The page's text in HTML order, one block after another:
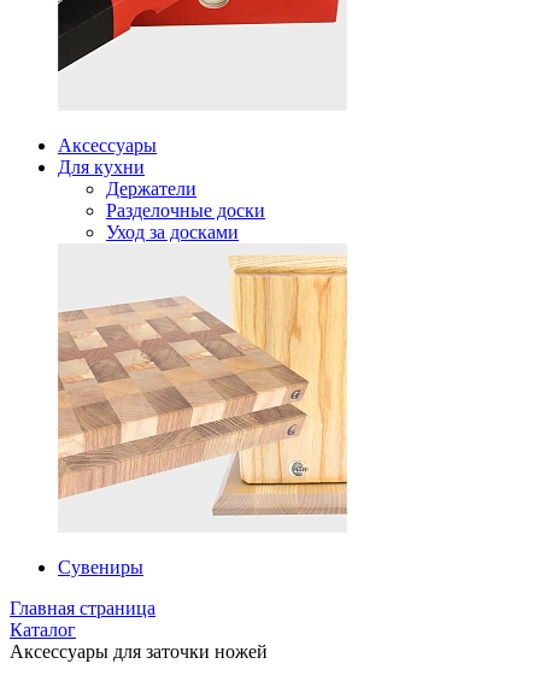
Аксессуары
Для кухни
Держатели
Разделочные доски
Уход за досками
Сувениры
Главная страница
Каталог
Аксессуары для заточки ножей